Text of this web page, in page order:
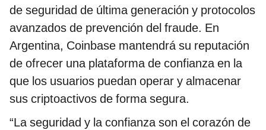
de seguridad de última generación y protocolos
avanzados de prevención del fraude. En
Argentina, Coinbase mantendrá su reputación
de ofrecer una plataforma de confianza en la
que los usuarios puedan operar y almacenar
sus criptoactivos de forma segura.
“La seguridad y la confianza son el corazón de